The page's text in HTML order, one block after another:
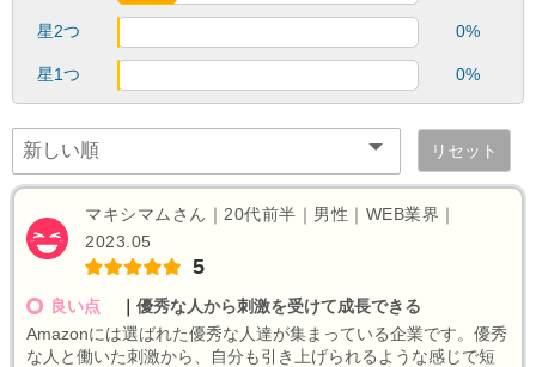
星2つ 0%
星1つ 0%
リセット
マキシマムさん｜20代前半｜男性｜WEB業界｜
2023.05
5
良い点
優秀な人から刺激を受けて成長できる
Amazonには選ばれた優秀な人達が集まっている企業です。優秀
な人と働いた刺激から、自分も引き上げられるような感じで短